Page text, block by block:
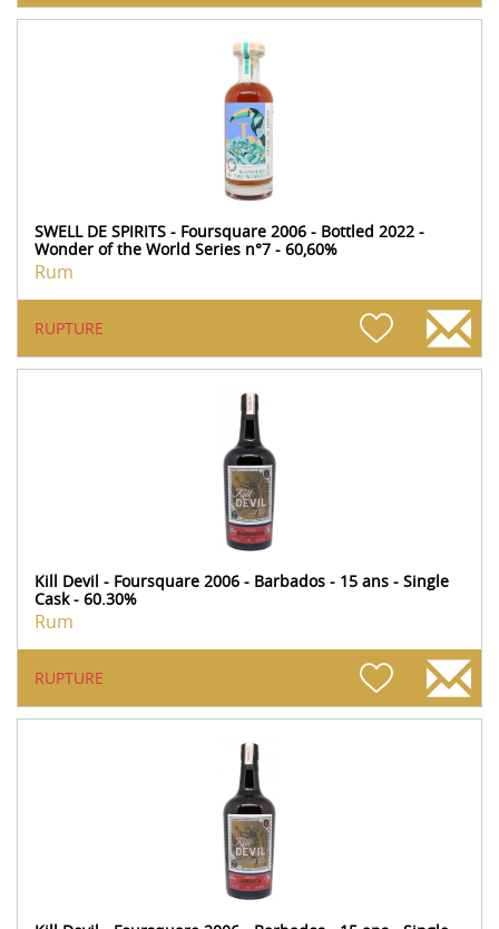
SWELL DE SPIRITS - Foursquare 2006 - Bottled 2022 -
Wonder of the World Series n°7 - 60,60%
Rum
RUPTURE
Kill Devil - Foursquare 2006 - Barbados - 15 ans - Single
Cask - 60.30%
Rum
RUPTURE